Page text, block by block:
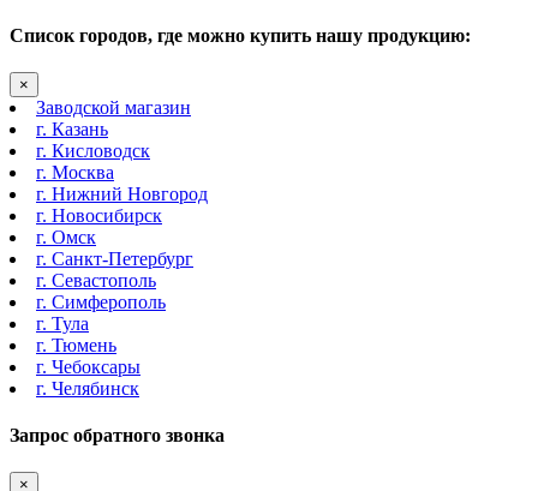
Список городов, где можно купить нашу продукцию:
×
Заводской магазин
г. Казань
г. Кисловодск
г. Москва
г. Нижний Новгород
г. Новосибирск
г. Омск
г. Санкт-Петербург
г. Севастополь
г. Симферополь
г. Тула
г. Тюмень
г. Чебоксары
г. Челябинск
Запрос обратного звонка
×